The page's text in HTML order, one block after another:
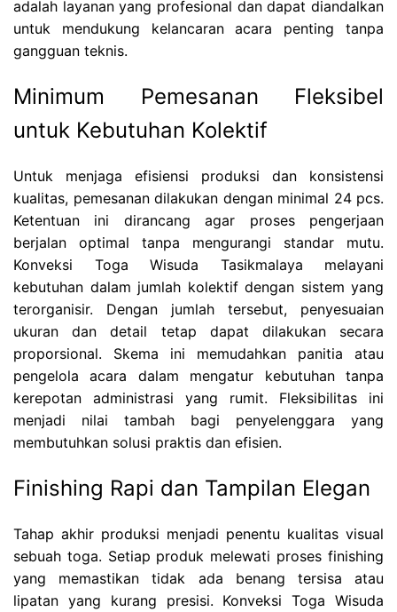
adalah layanan yang profesional dan dapat diandalkan
untuk mendukung kelancaran acara penting tanpa
gangguan teknis.
Minimum Pemesanan Fleksibel
untuk Kebutuhan Kolektif
Untuk menjaga efisiensi produksi dan konsistensi
kualitas, pemesanan dilakukan dengan minimal 24 pcs.
Ketentuan ini dirancang agar proses pengerjaan
berjalan optimal tanpa mengurangi standar mutu.
Konveksi Toga Wisuda Tasikmalaya melayani
kebutuhan dalam jumlah kolektif dengan sistem yang
terorganisir. Dengan jumlah tersebut, penyesuaian
ukuran dan detail tetap dapat dilakukan secara
proporsional. Skema ini memudahkan panitia atau
pengelola acara dalam mengatur kebutuhan tanpa
kerepotan administrasi yang rumit. Fleksibilitas ini
menjadi nilai tambah bagi penyelenggara yang
membutuhkan solusi praktis dan efisien.
Finishing Rapi dan Tampilan Elegan
Tahap akhir produksi menjadi penentu kualitas visual
sebuah toga. Setiap produk melewati proses finishing
yang memastikan tidak ada benang tersisa atau
lipatan yang kurang presisi. Konveksi Toga Wisuda